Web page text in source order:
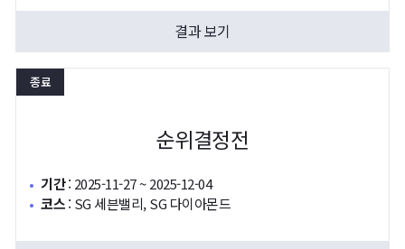
결과 보기
종료
순위결정전
기간: 2025-11-27 ~ 2025-12-04
코스: SG 세븐밸리, SG 다이아몬드